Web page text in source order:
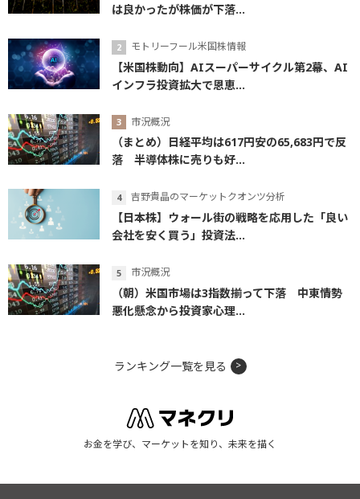
は良かったが株価が下落...
モトリーフール米国株情報
【米国株動向】AIスーパーサイクル第2幕、AI
インフラ投資拡大で恩恵...
市況概況
（まとめ）日経平均は617円安の65,683円で反
落 半導体株に売りも好...
吉野貴晶のマーケットクオンツ分析
【日本株】ウォール街の戦略を応用した「良い
会社を安く買う」投資法...
市況概況
（朝）米国市場は3指数揃って下落 中東情勢
悪化懸念から投資家心理...
ランキング一覧を見る
お金を学び、マーケットを知り、未来を描く